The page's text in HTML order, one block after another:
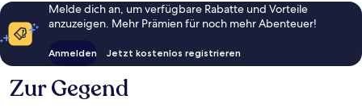
Melde dich an, um verfügbare Rabatte und Vorteile
anzuzeigen. Mehr Prämien für noch mehr Abenteuer!
Anmelden Jetzt kostenlos registrieren
Zur Gegend